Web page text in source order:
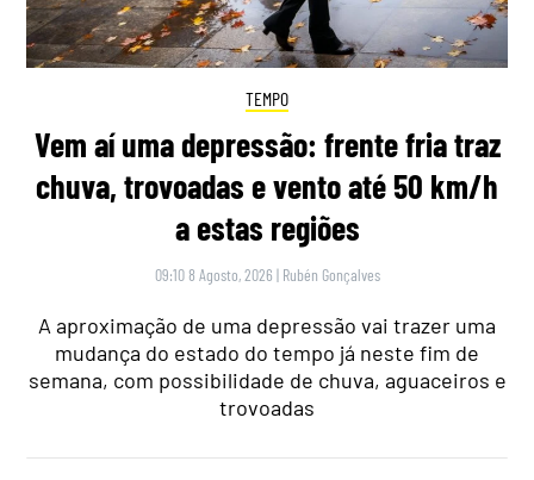
TEMPO
Vem aí uma depressão: frente fria traz
chuva, trovoadas e vento até 50 km/h
a estas regiões
09:10 8 Agosto, 2026 | Rubén Gonçalves
A aproximação de uma depressão vai trazer uma
mudança do estado do tempo já neste fim de
semana, com possibilidade de chuva, aguaceiros e
trovoadas